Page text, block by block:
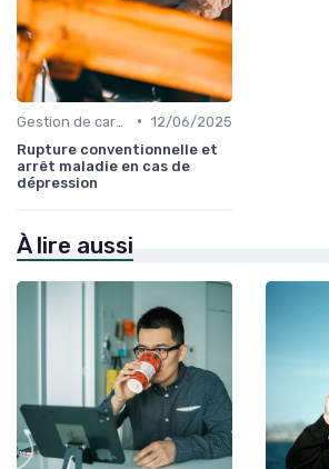
• 12/06/2025
Rupture conventionnelle et
arrêt maladie en cas de
dépression
À lire aussi